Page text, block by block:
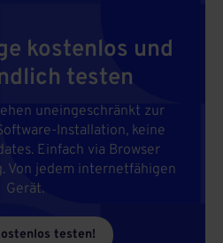
kostenlos und
testen
uneingeschränkt zur
Installation, keine
Einfach via Browser
Von jedem internetfähigen
Gerät.
testen!